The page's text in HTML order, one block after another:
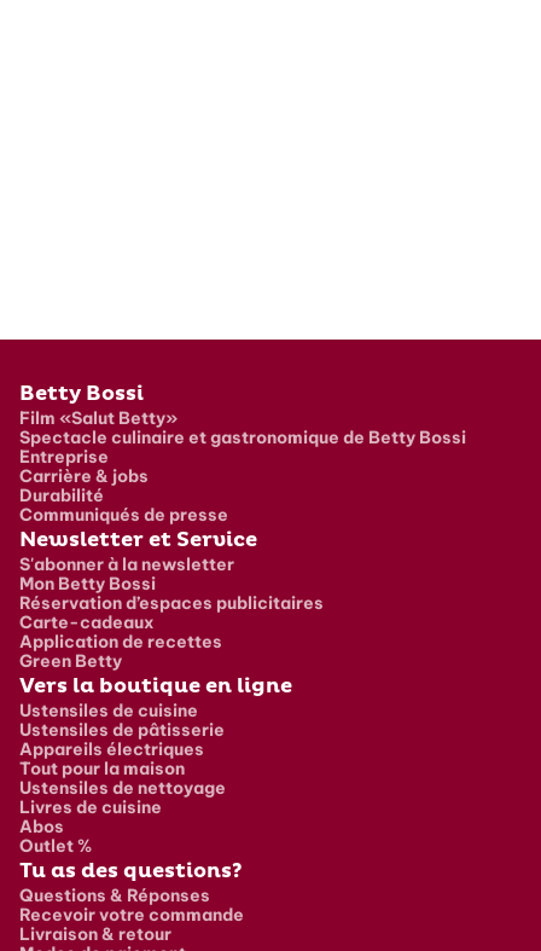
Pied de page
Betty Bossi
Film «Salut Betty»
Spectacle culinaire et gastronomique de Betty Bossi
Entreprise
Carrière & jobs
Durabilité
Communiqués de presse
Newsletter et Service
S'abonner à la newsletter
Mon Betty Bossi
Réservation d’espaces publicitaires
Carte-cadeaux
Application de recettes
Green Betty
Vers la boutique en ligne
Ustensiles de cuisine
Ustensiles de pâtisserie
Appareils électriques
Tout pour la maison
Ustensiles de nettoyage
Livres de cuisine
Abos
Outlet %
Tu as des questions?
Questions & Réponses
Recevoir votre commande
Livraison & retour